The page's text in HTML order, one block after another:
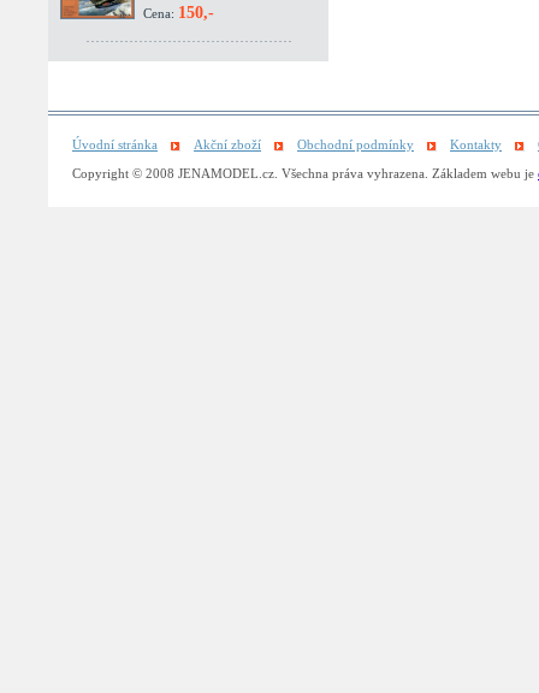
Cena: 150,-
Úvodní stránka Akční zboží Obchodní podmínky Kontakty
Copyright © 2008 JENAMODEL.cz. Všechna práva vyhrazena. Základem webu je